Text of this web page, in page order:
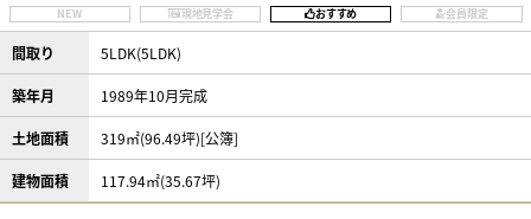
NEW 現地見学会 おすすめ 会員限定
間取り 5LDK(5LDK)
築年月 1989年10月完成
土地面積 319㎡(96.49坪)[公簿]
建物面積 117.94㎡(35.67坪)